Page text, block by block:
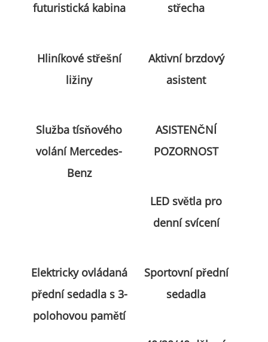
futuristická kabina
střecha
Hliníkové střešní
ližiny
Aktivní brzdový
asistent
Služba tísňového
volání Mercedes-
Benz
ASISTENČNÍ
POZORNOST
LED světla pro
denní svícení
Elektricky ovládaná
přední sedadla s 3-
polohovou pamětí
Sportovní přední
sedadla